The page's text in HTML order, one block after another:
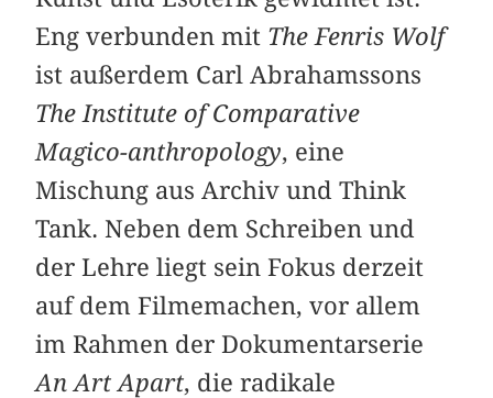
Eng verbunden mit The Fenris Wolf
ist außerdem Carl Abrahamssons
The Institute of Comparative
Magico-anthropology, eine
Mischung aus Archiv und Think
Tank. Neben dem Schreiben und
der Lehre liegt sein Fokus derzeit
auf dem Filmemachen, vor allem
im Rahmen der Dokumentarserie
An Art Apart, die radikale